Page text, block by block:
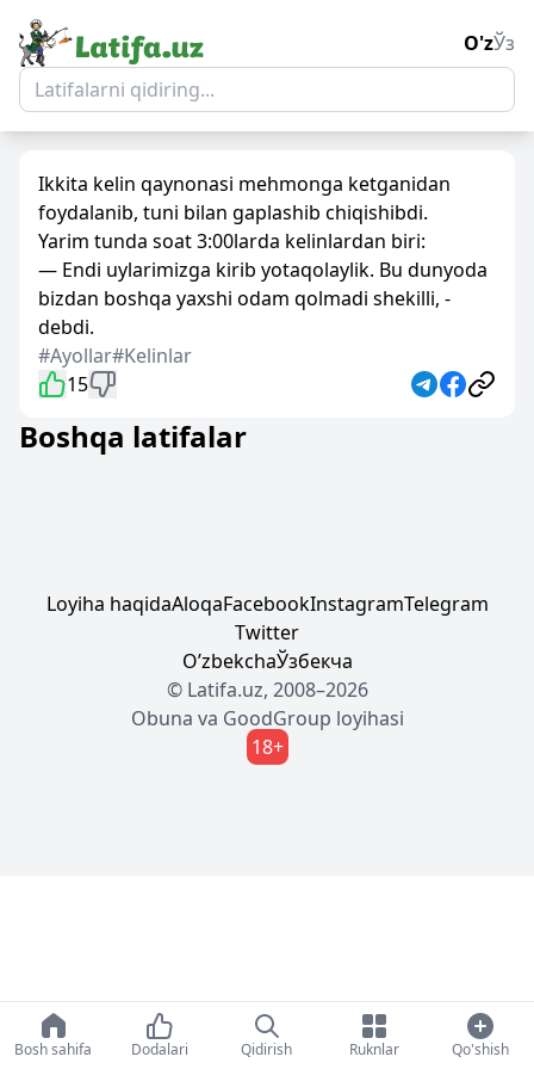
O'zЎз
Ikkita kelin qaynonasi mehmonga ketganidan
foydalanib, tuni bilan gaplashib chiqishibdi.
Yarim tunda soat 3:00larda kelinlardan biri:
— Endi uylarimizga kirib yotaqolaylik. Bu dunyoda
bizdan boshqa yaxshi odam qolmadi shekilli, -
debdi.
#Ayollar#Kelinlar
15
Boshqa latifalar
Loyiha haqidaAloqaFacebookInstagramTelegram
Twitter
OʼzbekchaЎзбекча
© Latifa.uz, 2008–2026
Obuna va GoodGroup loyihasi
18+
Bosh sahifa Dodalari Qidirish Ruknlar Qo'shish